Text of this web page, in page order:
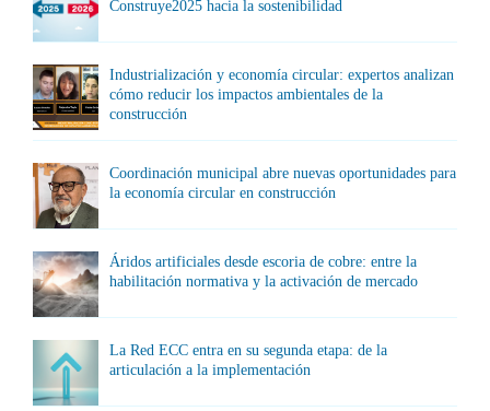
Construye2025 hacia la sostenibilidad
Industrialización y economía circular: expertos analizan
cómo reducir los impactos ambientales de la
construcción
Coordinación municipal abre nuevas oportunidades para
la economía circular en construcción
Áridos artificiales desde escoria de cobre: entre la
habilitación normativa y la activación de mercado
La Red ECC entra en su segunda etapa: de la
articulación a la implementación